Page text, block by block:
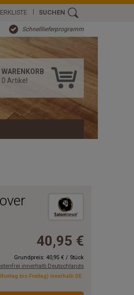
SUCHEN
Schnelllieferprogramm
WARENKORB
0 Artikel
40,95 €
Grundpreis: 40,95 € / Stück
innerhalb Deutschlands
bis Freitag) innerhalb DE